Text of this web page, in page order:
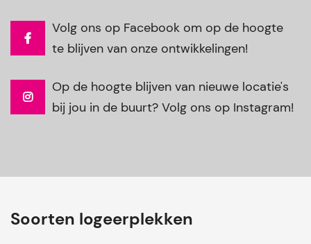
Volg ons op Facebook om op de hoogte
te blijven van onze ontwikkelingen!
Op de hoogte blijven van nieuwe locatie's
bij jou in de buurt? Volg ons op Instagram!
Soorten logeerplekken